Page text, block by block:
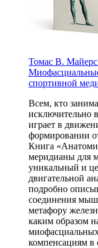
Томас В.
спортивной
Всем, кто
исключительно
играет в
формировании
Книга
меридианы для
уникальный и
двигательной
подробно
соединения
метафору
каким образом
компенсациям в